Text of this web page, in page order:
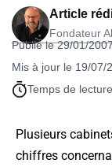
Article
Fondateur
Publié le 29/01/
Mis à jour le 19/07/
Temps de
Plusieurs
chiffres